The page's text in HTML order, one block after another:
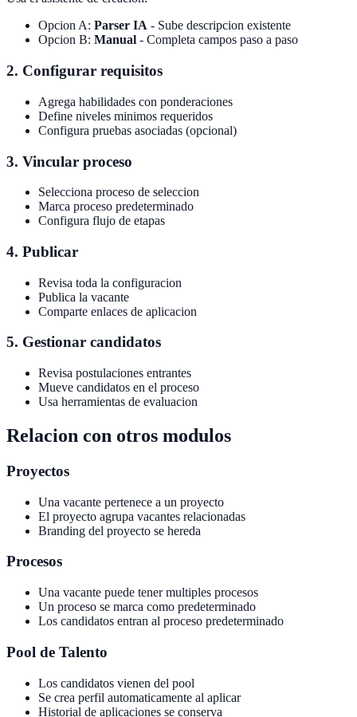
Opcion A: Parser IA - Sube descripcion existente
Opcion B: Manual - Completa campos paso a paso
2. Configurar requisitos
Agrega habilidades con ponderaciones
Define niveles minimos requeridos
Configura pruebas asociadas (opcional)
3. Vincular proceso
Selecciona proceso de seleccion
Marca proceso predeterminado
Configura flujo de etapas
4. Publicar
Revisa toda la configuracion
Publica la vacante
Comparte enlaces de aplicacion
5. Gestionar candidatos
Revisa postulaciones entrantes
Mueve candidatos en el proceso
Usa herramientas de evaluacion
Relacion con otros modulos
Proyectos
Una vacante pertenece a un proyecto
El proyecto agrupa vacantes relacionadas
Branding del proyecto se hereda
Procesos
Una vacante puede tener multiples procesos
Un proceso se marca como predeterminado
Los candidatos entran al proceso predeterminado
Pool de Talento
Los candidatos vienen del pool
Se crea perfil automaticamente al aplicar
Historial de aplicaciones se conserva